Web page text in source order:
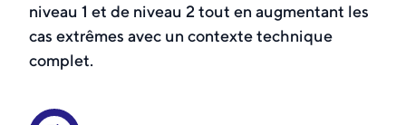
niveau 1 et de niveau 2 tout en augmentant les
cas extrêmes avec un contexte technique
complet.